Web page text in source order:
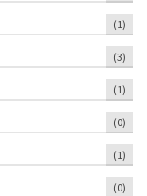
(1)
(3)
(1)
(0)
(1)
(0)